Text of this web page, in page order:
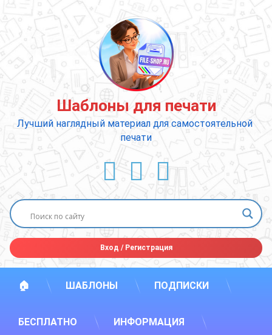
содержимому
Шаблоны для печати
Лучший наглядный материал для самостоятельной
печати
ВКонтакте
YouTube
E-mail
Вход /Регистрация
🏠 ШАБЛОНЫ ПОДПИСКИ
БЕСПЛАТНО ИНФОРМАЦИЯ